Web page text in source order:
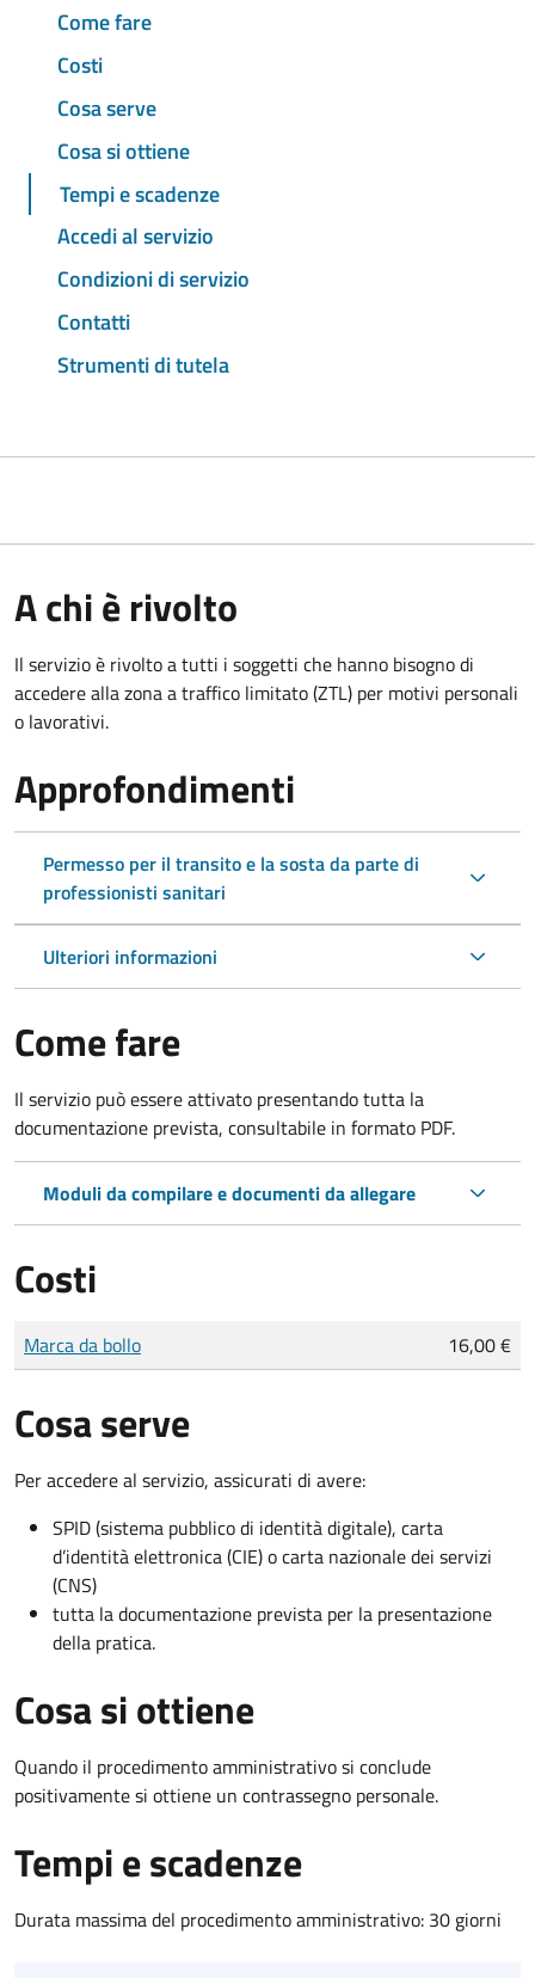
Come fare
Costi
Cosa serve
Cosa si ottiene
Tempi e scadenze
Accedi al servizio
Condizioni di servizio
Contatti
Strumenti di tutela
A chi è rivolto
Il servizio è rivolto a tutti i soggetti che hanno bisogno di
accedere alla zona a traffico limitato (ZTL) per motivi personali
o lavorativi.
Approfondimenti
Permesso per il transito e la sosta da parte di
professionisti sanitari
Ulteriori informazioni
Come fare
Il servizio può essere attivato presentando tutta la
documentazione prevista, consultabile in formato PDF.
Moduli da compilare e documenti da allegare
Costi
Tipo di pagamento
Importo
Marca da bollo 16,00 €
Cosa serve
Per accedere al servizio, assicurati di avere:
SPID (sistema pubblico di identità digitale), carta
d’identità elettronica (CIE) o carta nazionale dei servizi
(CNS)
tutta la documentazione prevista per la presentazione
della pratica.
Cosa si ottiene
Quando il procedimento amministrativo si conclude
positivamente si ottiene un contrassegno personale.
Tempi e scadenze
Durata massima del procedimento amministrativo: 30 giorni